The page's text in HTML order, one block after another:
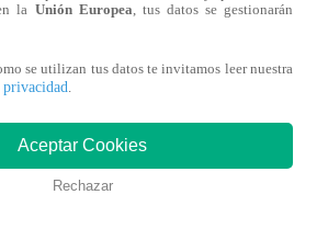
y noticias EXCLUSIVAS
channel/
la Unión Europea , tus datos se gestionarán
se utilizan tus datos te invitamos leer nuestra
Aceptar Cookies
Rechazar